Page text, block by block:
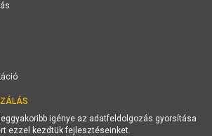
igénye az adatfeldolgozás gyorsítása
ezzel kezdtük fejlesztéseinket.